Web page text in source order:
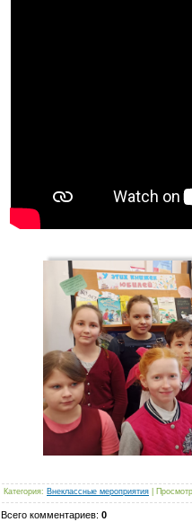
Категория: Внеклассные мероприятия
Всего комментариев: 0